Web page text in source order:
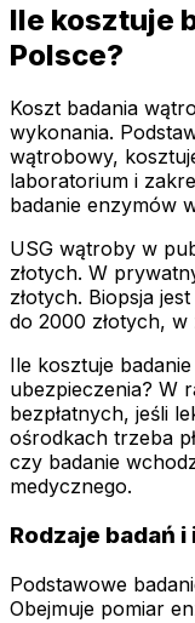
Ile kosztuje
Polsce?
Koszt badania
wykonania.
wątrobowy,
laboratorium i
badanie enzymów
USG wątroby w
złotych. W
złotych. Biopsja
do 2000 złotych,
Ile kosztuje
ubezpieczenia? W
bezpłatnych, jeśli
ośrodkach trzeba
czy badanie
medycznego.
Rodzaje badań
Podstawowe
Obejmuje pomiar